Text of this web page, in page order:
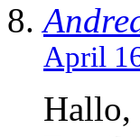
April
Hallo,